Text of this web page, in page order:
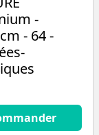
-
- 64 -